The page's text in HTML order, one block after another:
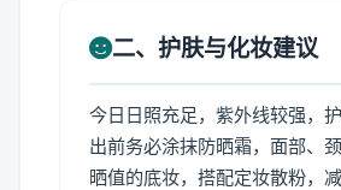
二、护肤与化妆建议
今日日照充足，紫外线较强，
出前务必涂抹防晒霜，面部、
晒值的底妆，搭配定妆散粉，